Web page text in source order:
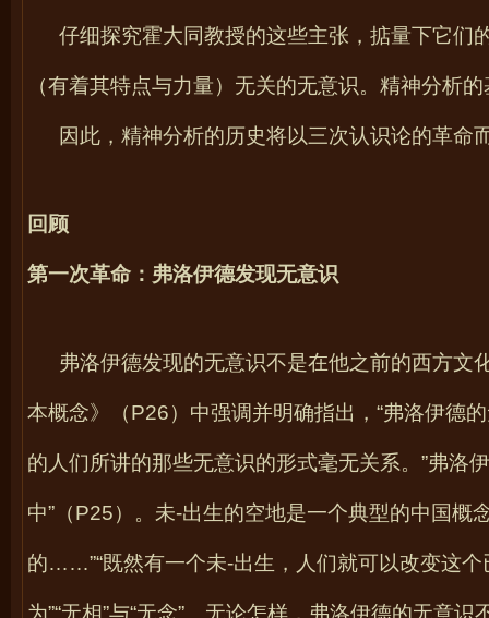
仔细探究霍大同教授的这些主张，掂量下它们
（有着其特点与力量）无关的无意识。精神分析
因此，精神分析的历史将以三次认识论的革
回顾
第一次革命：弗洛伊德发现无意识
弗洛伊德发现的无意识不是在他之前的西方文
本概念》（P26）中强调并明确指出，“弗洛伊德
的人们所讲的那些无意识的形式毫无关系。”弗洛
中”（P25）。未-出生的空地是一个典型的中国概
的……”“既然有一个未-出生，人们就可以改变这
为”“无相”与“无念”。无论怎样，弗洛伊德的无意